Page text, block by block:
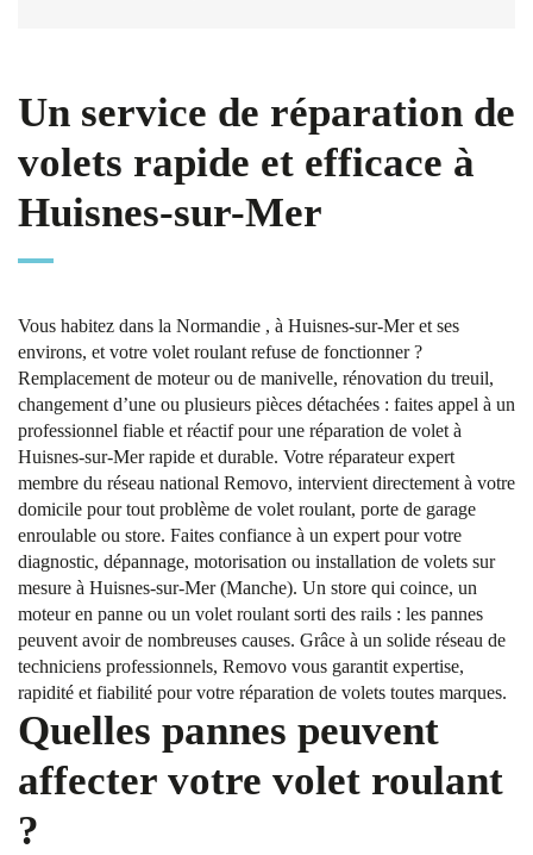
Un service de réparation de
volets rapide et efficace à
Huisnes-sur-Mer
Vous habitez dans la Normandie , à Huisnes-sur-Mer et ses
environs, et votre volet roulant refuse de fonctionner ?
Remplacement de moteur ou de manivelle, rénovation du treuil,
changement d’une ou plusieurs pièces détachées : faites appel à un
professionnel fiable et réactif pour une réparation de volet à
Huisnes-sur-Mer rapide et durable. Votre réparateur expert
membre du réseau national Removo, intervient directement à votre
domicile pour tout problème de volet roulant, porte de garage
enroulable ou store. Faites confiance à un expert pour votre
diagnostic, dépannage, motorisation ou installation de volets sur
mesure à Huisnes-sur-Mer (Manche). Un store qui coince, un
moteur en panne ou un volet roulant sorti des rails : les pannes
peuvent avoir de nombreuses causes. Grâce à un solide réseau de
techniciens professionnels, Removo vous garantit expertise,
rapidité et fiabilité pour votre réparation de volets toutes marques.
Quelles pannes peuvent
affecter votre volet roulant
?